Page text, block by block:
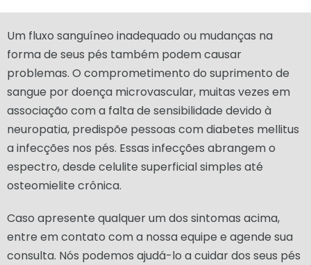
Um fluxo sanguíneo inadequado ou mudanças na
forma de seus pés também podem causar
problemas. O comprometimento do suprimento de
sangue por doença microvascular, muitas vezes em
associação com a falta de sensibilidade devido à
neuropatia, predispõe pessoas com diabetes mellitus
a infecções nos pés. Essas infecções abrangem o
espectro, desde celulite superficial simples até
osteomielite crônica.
Caso apresente qualquer um dos sintomas acima,
entre em contato com a nossa equipe e agende sua
consulta. Nós podemos ajudá-lo a cuidar dos seus pés